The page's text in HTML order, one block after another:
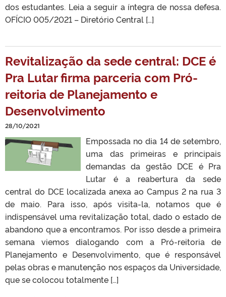
dos estudantes. Leia a seguir a íntegra de nossa defesa.
OFÍCIO 005/2021 – Diretório Central […]
Revitalização da sede central: DCE é
Pra Lutar firma parceria com Pró-
reitoria de Planejamento e
Desenvolvimento
28/10/2021
Empossada no dia 14 de setembro,
uma das primeiras e principais
demandas da gestão DCE é Pra
Lutar é a reabertura da sede
central do DCE localizada anexa ao Campus 2 na rua 3
de maio. Para isso, após visita-la, notamos que é
indispensável uma revitalização total, dado o estado de
abandono que a encontramos. Por isso desde a primeira
semana viemos dialogando com a Pró-reitoria de
Planejamento e Desenvolvimento, que é responsável
pelas obras e manutenção nos espaços da Universidade,
que se colocou totalmente […]